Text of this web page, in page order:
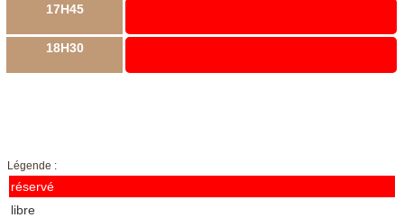
17H45
18H30
Légende :
réservé
libre